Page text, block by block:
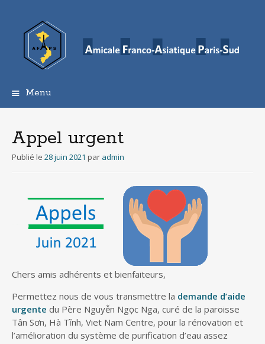
Menu
principal
Appel urgent
Publié le 28 juin 2021 par admin
Chers amis adhérents et bienfaiteurs,
Permettez nous de vous transmettre la demande d’aide
urgente du Père Nguyễn Ngọc Nga, curé de la paroisse
Tân Sơn, Hà Tĩnh, Viet Nam Centre, pour la rénovation et
l’amélioration du système de purification d’eau assez